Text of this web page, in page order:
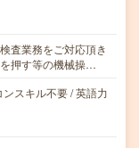
査業務をご対応頂き
押す等の機械操…
スキル不要 / 英語力